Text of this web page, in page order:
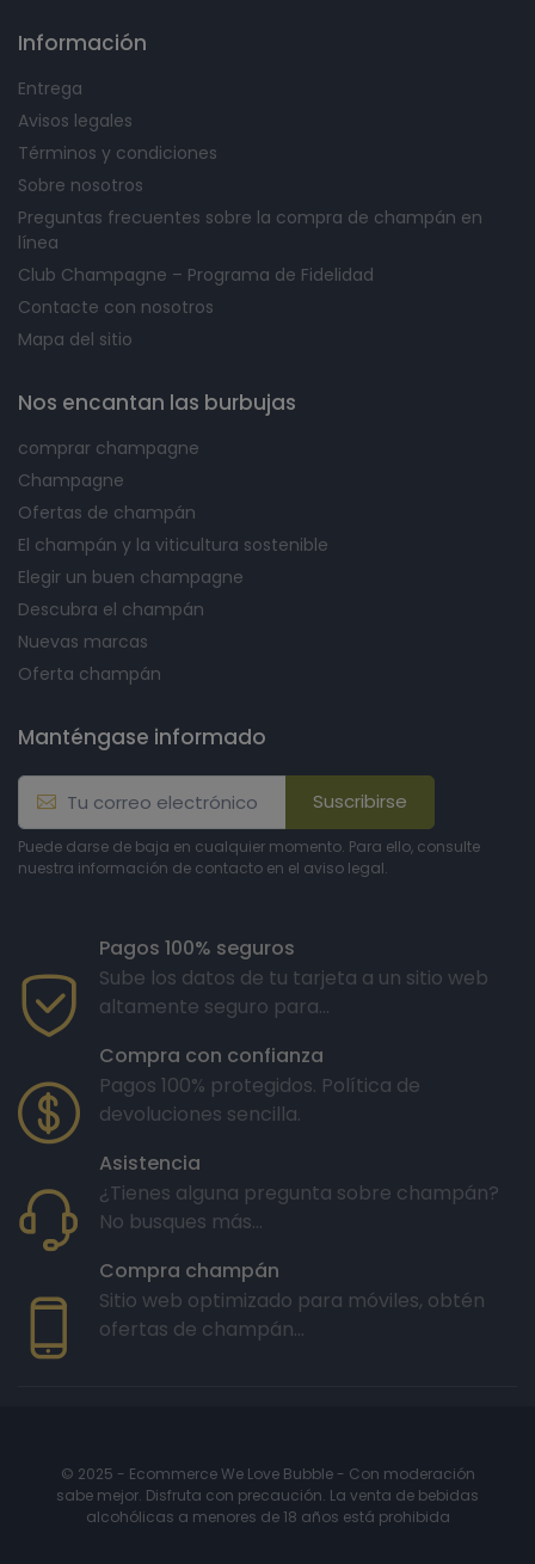
Información
Entrega
Avisos legales
Términos y condiciones
Sobre nosotros
Preguntas frecuentes sobre la compra de champán en
línea
Club Champagne – Programa de Fidelidad
Contacte con nosotros
Mapa del sitio
Nos encantan las burbujas
comprar champagne
Champagne
Ofertas de champán
El champán y la viticultura sostenible
Elegir un buen champagne
Descubra el champán
Nuevas marcas
Oferta champán
Manténgase informado
Suscribirse
Puede darse de baja en cualquier momento. Para ello, consulte
nuestra información de contacto en el aviso legal.
Pagos 100% seguros
Sube los datos de tu tarjeta a un sitio web
altamente seguro para...
Compra con confianza
Pagos 100% protegidos. Política de
devoluciones sencilla.
Asistencia
¿Tienes alguna pregunta sobre champán?
No busques más...
Compra champán
Sitio web optimizado para móviles, obtén
ofertas de champán...
© 2025 - Ecommerce We Love Bubble - Con moderación
sabe mejor. Disfruta con precaución. La venta de bebidas
alcohólicas a menores de 18 años está prohibida